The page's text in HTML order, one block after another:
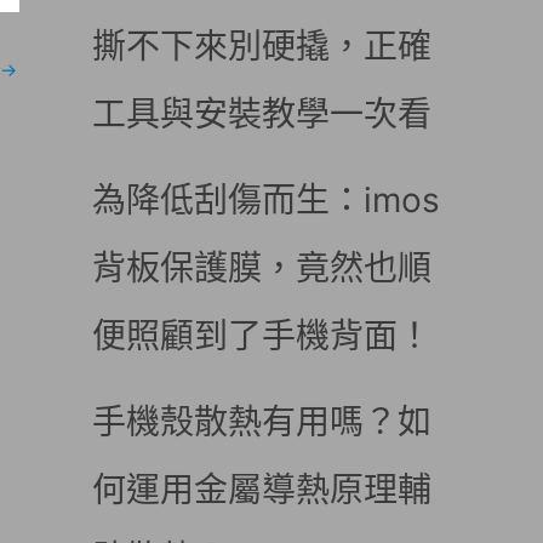
→
撕不下來別硬撬，正確
工具與安裝教學一次看
為降低刮傷而生：imos
背板保護膜，竟然也順
便照顧到了手機背面！
手機殼散熱有用嗎？如
何運用金屬導熱原理輔